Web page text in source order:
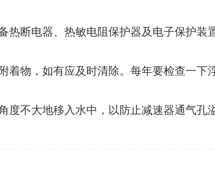
断电器、热敏电阻保护器及电子保护装置
着物，如有应及时清除。每年要检查一下
度不大地移入水中，以防止减速器通气孔